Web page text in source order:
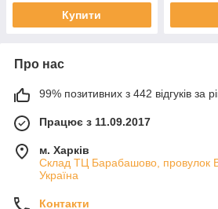
Купити
Про нас
99% позитивних з 442 відгуків за
Працює з 11.09.2017
м. Харків
Склад ТЦ Барабашово, провулок
Україна
Контакти